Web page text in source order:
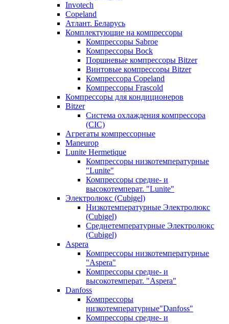
Invotech
Copeland
Атлант. Беларусь
Комплектующие на компрессоры
Компрессоры Sabroe
Компрессоры Bock
Поршневые компрессоры Bitzer
Винтовые компрессоры Bitzer
Компрессора Copeland
Компрессоры Frascold
Компрессоры для кондиционеров
Bitzer
Система охлаждения компрессора
(CIC)
Агрегаты компрессорные
Maneurop
Lunite Hermetique
Компрессоры низкотемпературные
"Lunite"
Компрессоры средне- и
высокотемперат. "Lunite"
Электролюкс (Cubigel)
Низкотемпературные Электролюкс
(Cubigel)
Среднетемпературные Электролюкс
(Cubigel)
Aspera
Компрессоры низкотемпературные
"Aspera"
Компрессоры средне- и
высокотемперат. "Aspera"
Danfoss
Компрессоры
низкотемпературные"Danfoss"
Компрессоры средне- и